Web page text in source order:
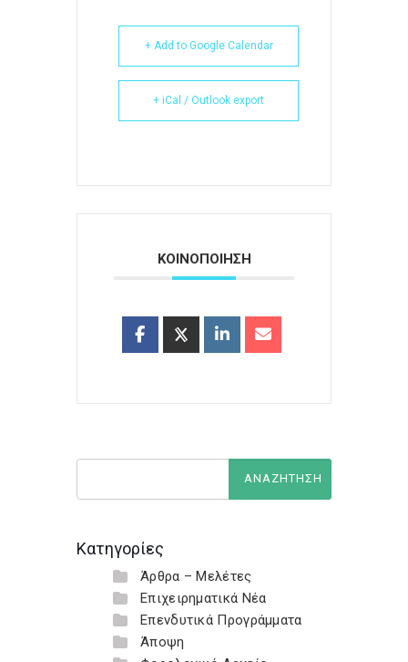
+ Add to Google Calendar
+ iCal / Outlook export
ΚΟΙΝΟΠΟΙΗΣΗ
Κατηγορίες
Άρθρα – Μελέτες
Επιχειρηματικά Νέα
Επενδυτικά Προγράμματα
Άποψη